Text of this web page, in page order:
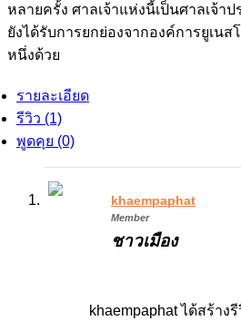
หลายครั้ง ศาลเจ้าแห่งนี้เป็นศาลเจ้า
ยังได้รับการยกย่องจากองค์การยูเน
หนึ่งด้วย
รายละเอียด
รีวิว (1)
พูดคุย (0)
khaempaphat
Member
ชาวเมือง
khaempaphat ได้สร้าง